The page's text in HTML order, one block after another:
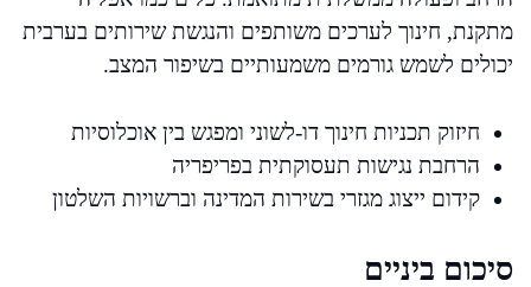
מתקנת, חינוך לערכים משותפים והנגשת שירותים בערבית
יכולים לשמש גורמים משמעותיים בשיפור המצב.
חיזוק תכניות חינוך דו-לשוני ומפגש בין אוכלוסיות
הרחבת נגישות תעסוקתית בפריפריה
קידום ייצוג מגזרי בשירות המדינה וברשויות השלטון
סיכום ביניים